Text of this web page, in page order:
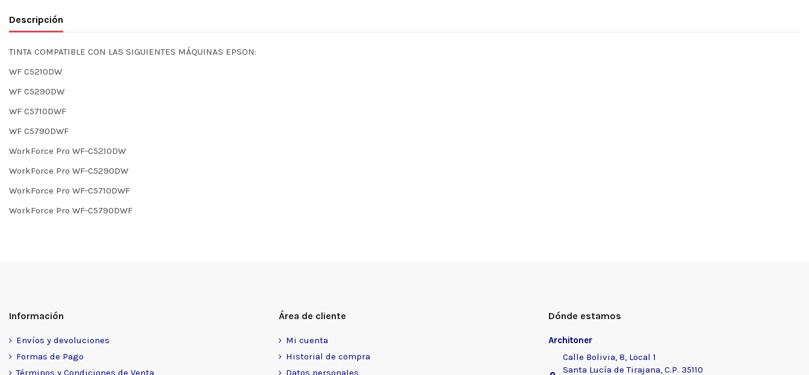
Descripción
TINTA COMPATIBLE CON LAS SIGUIENTES MÁQUINAS EPSON:
WF C5210DW
WF C5290DW
WF C5710DWF
WF C5790DWF
WorkForce Pro WF-C5210DW
WorkForce Pro WF-C5290DW
WorkForce Pro WF-C5710DWF
WorkForce Pro WF-C5790DWF
Información
Envíos y devoluciones
Formas de Pago
Términos y Condiciones de Venta
Área de cliente
Mi cuenta
Historial de compra
Datos personales
Dónde estamos
Architoner
Calle Bolivia, 8, Local 1
Santa Lucía de Tirajana, C.P. 35110